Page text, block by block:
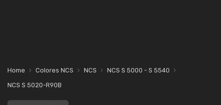
Home Colores NCS NCS
NCS S 5000 - S 5540
NCS S 5020-R90B